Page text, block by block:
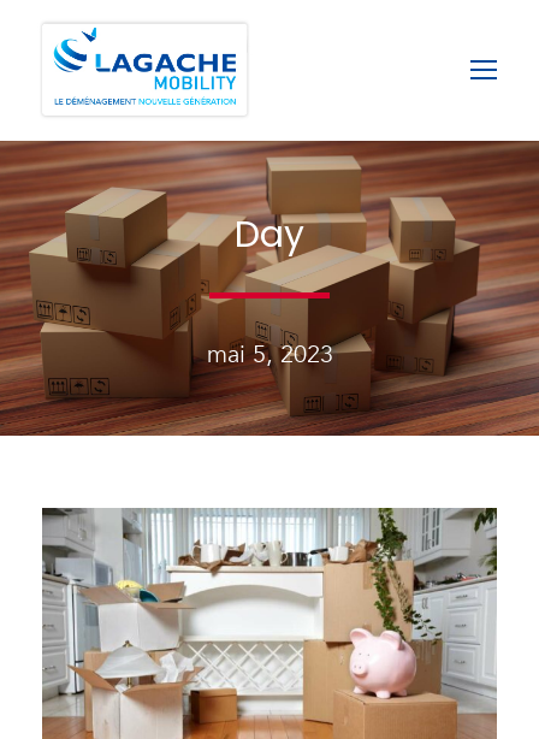
Day
mai 5, 2023